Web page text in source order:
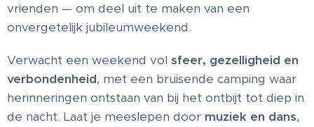
vrienden — om deel uit te maken van een
onvergetelijk jubileumweekend.
Verwacht een weekend vol sfeer, gezelligheid en
verbondenheid, met een bruisende camping waar
herinneringen ontstaan van bij het ontbijt tot diep in
de nacht. Laat je meeslepen door muziek en dans,